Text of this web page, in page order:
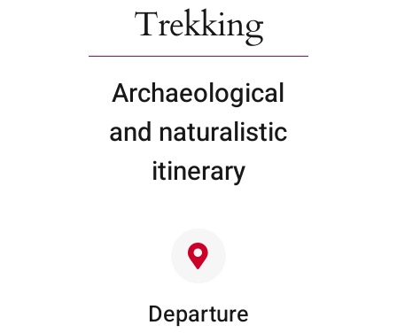
Trekking
Archaeological
and naturalistic
itinerary
Departure